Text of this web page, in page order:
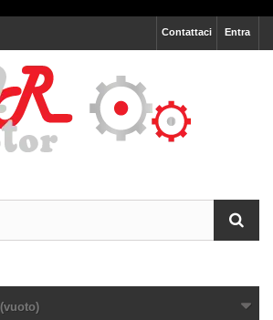
Entra
Contattaci
(vuoto)